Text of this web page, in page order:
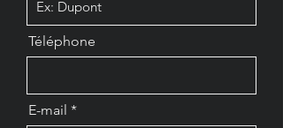
Téléphone
E-mail